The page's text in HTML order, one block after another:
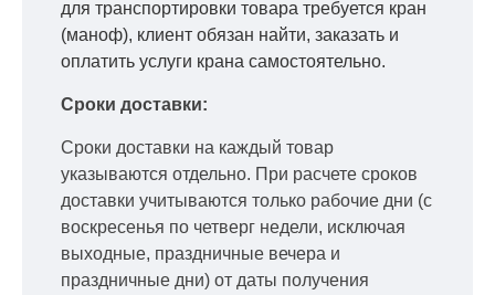
для транспортировки товара требуется кран
(маноф), клиент обязан найти, заказать и
оплатить услуги крана самостоятельно.
Сроки доставки:
Сроки доставки на каждый товар
указываются отдельно. При расчете сроков
доставки учитываются только рабочие дни (с
воскресенья по четверг недели, исключая
выходные, праздничные вечера и
праздничные дни) от даты получения